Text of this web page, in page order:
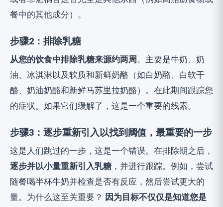
餐中的其他成分）。
步骤2：排除乳糖
从您的饮食中排除乳糖来源约两周。主要是牛奶、奶
油、冰淇淋以及软质和新鲜奶酪（如白奶酪、白软干
酪、奶油奶酪和新鲜马苏里拉奶酪）。在此期间跟踪您
的症状。如果它们缓解了，这是一个重要的线索。
步骤3：逐步重新引入以找到阈值，最重要的一步
这是人们跳过的一步，这是一个错误。在排除期之后，
逐步并以小量重新引入乳糖，并进行跟踪。例如，尝试
随餐喝半杯牛奶并检查是否有反应，然后尝试更大的
量。为什么这至关重要？ 因为目标不仅仅是知道您是